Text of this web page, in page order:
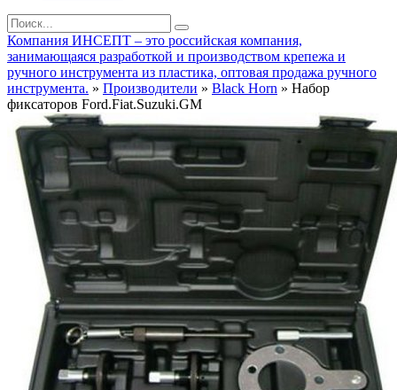
Компания ИНСЕПТ – это российская компания,
занимающаяся разработкой и производством крепежа и
ручного инструмента из пластика, оптовая продажа ручного
инструмента. » Производители » Black Horn » Набор
фиксаторов Ford.Fiat.Suzuki.GM